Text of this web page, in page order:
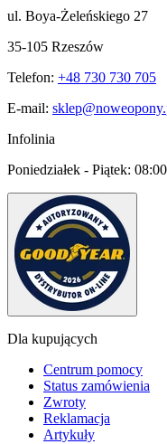
ul. Boya-Żeleńskiego 27
35-105 Rzeszów
Telefon: +48 730 730 705
E-mail:
Infolinia
Poniedziałek - Piątek:
Dla kupujących
Centrum pomocy
Status zamówienia
Zwroty
Reklamacja
Artykuły